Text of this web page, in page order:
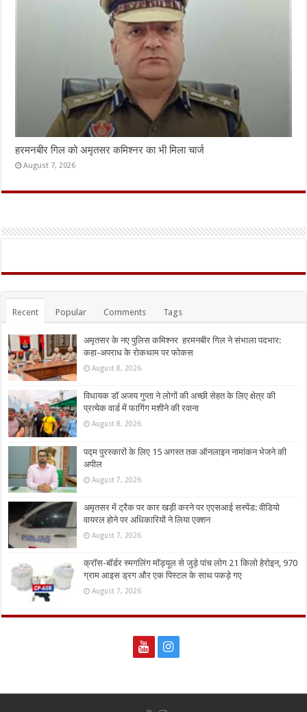
हरमनबीर गिल को अमृतसर कमिश्नर का भी मिला चार्ज
August 7, 2026
Recent Popular Comments Tags
अमृतसर के नए पुलिस कमिश्नर हरमनबीर गिल ने संभाला पदभार:
कहा-अपराध के रोकथाम पर फोकस
August 8, 2026
विधायक डॉ अजय गुप्ता ने लोगों की अच्छी सेहत के लिए क्षेत्र की
प्रत्येक वार्ड में फागिंग मशीने की रवाना
August 8, 2026
पद्म पुरस्कारों के लिए 15 अगस्त तक ऑनलाइन नामांकन भेजने की
अपील
August 7, 2026
अमृतसर में ट्रैक पर कार खड़ी करने पर एएसआई सस्पेंड: वीडियो
वायरल होने पर अधिकारियों ने लिया एक्शन
August 7, 2026
क्रॉस-बॉर्डर स्मगलिंग मॉड्यूल से जुड़े पांच लोग 21 किलो हेरोइन, 970
ग्राम आइस ड्रग और एक पिस्टल के साथ पकड़े गए
August 7, 2026